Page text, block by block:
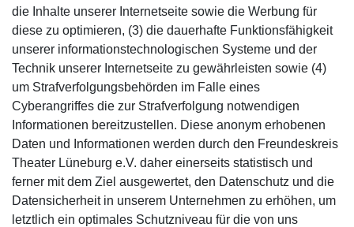
die Inhalte unserer Internetseite sowie die Werbung für
diese zu optimieren, (3) die dauerhafte Funktionsfähigkeit
unserer informationstechnologischen Systeme und der
Technik unserer Internetseite zu gewährleisten sowie (4)
um Strafverfolgungsbehörden im Falle eines
Cyberangriffes die zur Strafverfolgung notwendigen
Informationen bereitzustellen. Diese anonym erhobenen
Daten und Informationen werden durch den Freundeskreis
Theater Lüneburg e.V. daher einerseits statistisch und
ferner mit dem Ziel ausgewertet, den Datenschutz und die
Datensicherheit in unserem Unternehmen zu erhöhen, um
letztlich ein optimales Schutzniveau für die von uns